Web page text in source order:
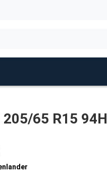
65 R15 94H